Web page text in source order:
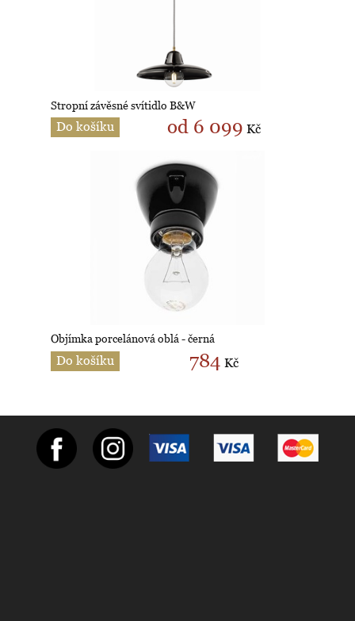
Stropní závěsné svítidlo B&W
Do košíku od 6 099 Kč
Objímka porcelánová oblá - černá
Do košíku 784 Kč